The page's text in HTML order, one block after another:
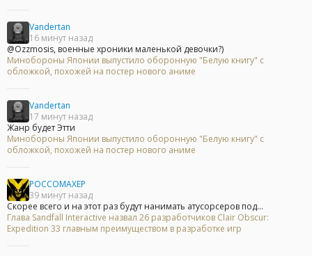
Vandertan
16 минут назад
@Ozzmosis, военные хроники маленькой девочки?)
Минобороны Японии выпустило оборонную "Белую книгу" с
обложкой, похожей на постер нового аниме
Vandertan
17 минут назад
Жанр будет Этти
Минобороны Японии выпустило оборонную "Белую книгу" с
обложкой, похожей на постер нового аниме
POCCOMAXEP
39 минут назад
Скорее всего и на этот раз будут нанимать атусорсеров под...
Глава Sandfall Interactive назвал 26 разработчиков Clair Obscur:
Expedition 33 главным преимуществом в разработке игр